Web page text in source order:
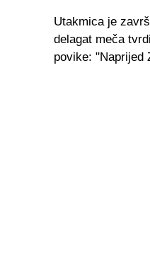
Utakmica je
delagat meča
povike: "Naprijed